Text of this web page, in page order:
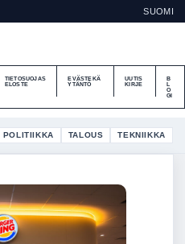
SUOMI
TIETOSUOJAS
ELOSTE
EVÄSTEKÄ
YTÄNTÖ
UUTIS
KIRJE
B
O
GI
POLITIIKKA TALOUS TEKNIIKKA